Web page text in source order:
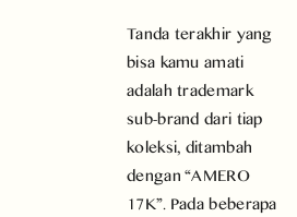
Tanda terakhir yang
bisa kamu amati
adalah trademark
sub-brand dari tiap
koleksi, ditambah
dengan “AMERO
17K”. Pada beberapa